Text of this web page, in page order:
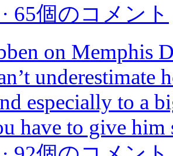
· 65個のコメント
on Memphis
underestimate
especially to a
have to give him